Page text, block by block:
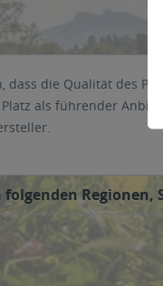
dass die Qualität des
als führender
folgenden